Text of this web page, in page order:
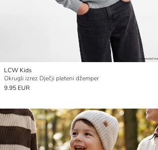
LCW Kids
Okrugli izrez Dječji pleteni džemper
9.95 EUR